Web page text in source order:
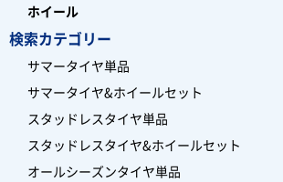
ホイール
検索カテゴリー
サマータイヤ単品
サマータイヤ&ホイールセット
スタッドレスタイヤ単品
スタッドレスタイヤ&ホイールセット
オールシーズンタイヤ単品